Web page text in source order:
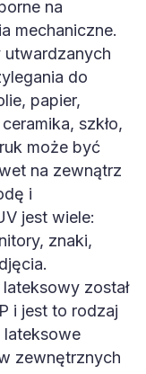
na
mechaniczne.
utwardzanych
do
papier,
szkło,
może być
na zewnątrz
i
jest wiele:
znaki,
został
i jest to rodzaj
lateksowe
zewnętrznych